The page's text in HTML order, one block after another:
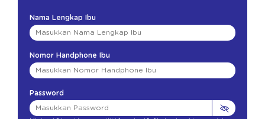
Nama Lengkap Ibu
Nomor Handphone Ibu
Password